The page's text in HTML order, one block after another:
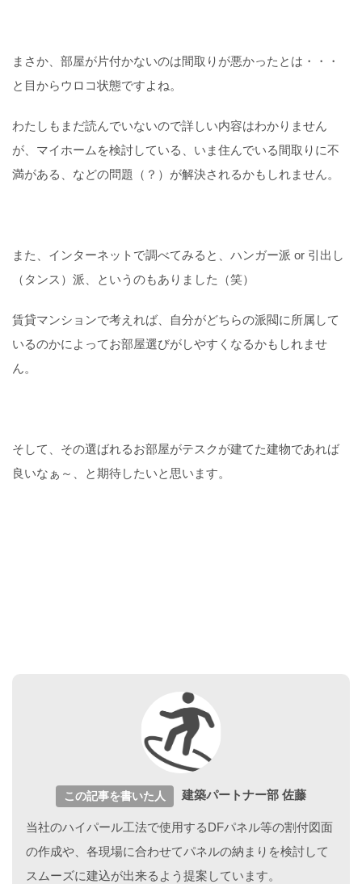
まさか、部屋が片付かないのは間取りが悪かったとは・・・
と目からウロコ状態ですよね。
わたしもまだ読んでいないので詳しい内容はわかりません
が、マイホームを検討している、いま住んでいる間取りに不
満がある、などの問題（？）が解決されるかもしれません。
また、インターネットで調べてみると、ハンガー派 or 引出し
（タンス）派、というのもありました（笑）
賃貸マンションで考えれば、自分がどちらの派閥に所属して
いるのかによってお部屋選びがしやすくなるかもしれませ
ん。
そして、その選ばれるお部屋がテスクが建てた建物であれば
良いなぁ～、と期待したいと思います。
この記事を書いた人 建築パートナー部 佐藤
当社のハイパール工法で使用するDFパネル等の割付図面
の作成や、各現場に合わせてパネルの納まりを検討して
スムーズに建込が出来るよう提案しています。